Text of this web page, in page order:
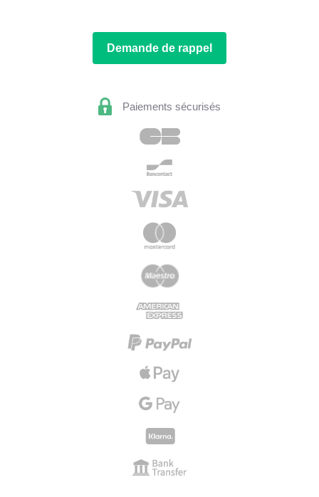
Demande de rappel
Paiements sécurisés